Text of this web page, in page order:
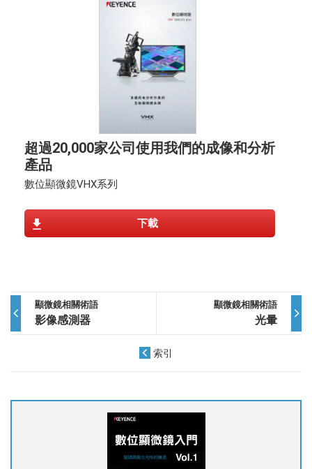
超過20,000家公司使用我們的成像和分析
產品
數位顯微鏡VHX系列
下載
顯微鏡相關術語
影像感測器
顯微鏡相關術語
光暈
索引